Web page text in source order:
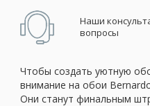
Наши
вопросы
Чтобы создать уютную
внимание на обои
Они станут финальным